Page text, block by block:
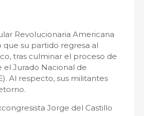
Revolucionaria Americana
que su partido regresa al
tras culminar el proceso de
el Jurado Nacional de
Al respecto, sus militantes
Jorge del Castillo